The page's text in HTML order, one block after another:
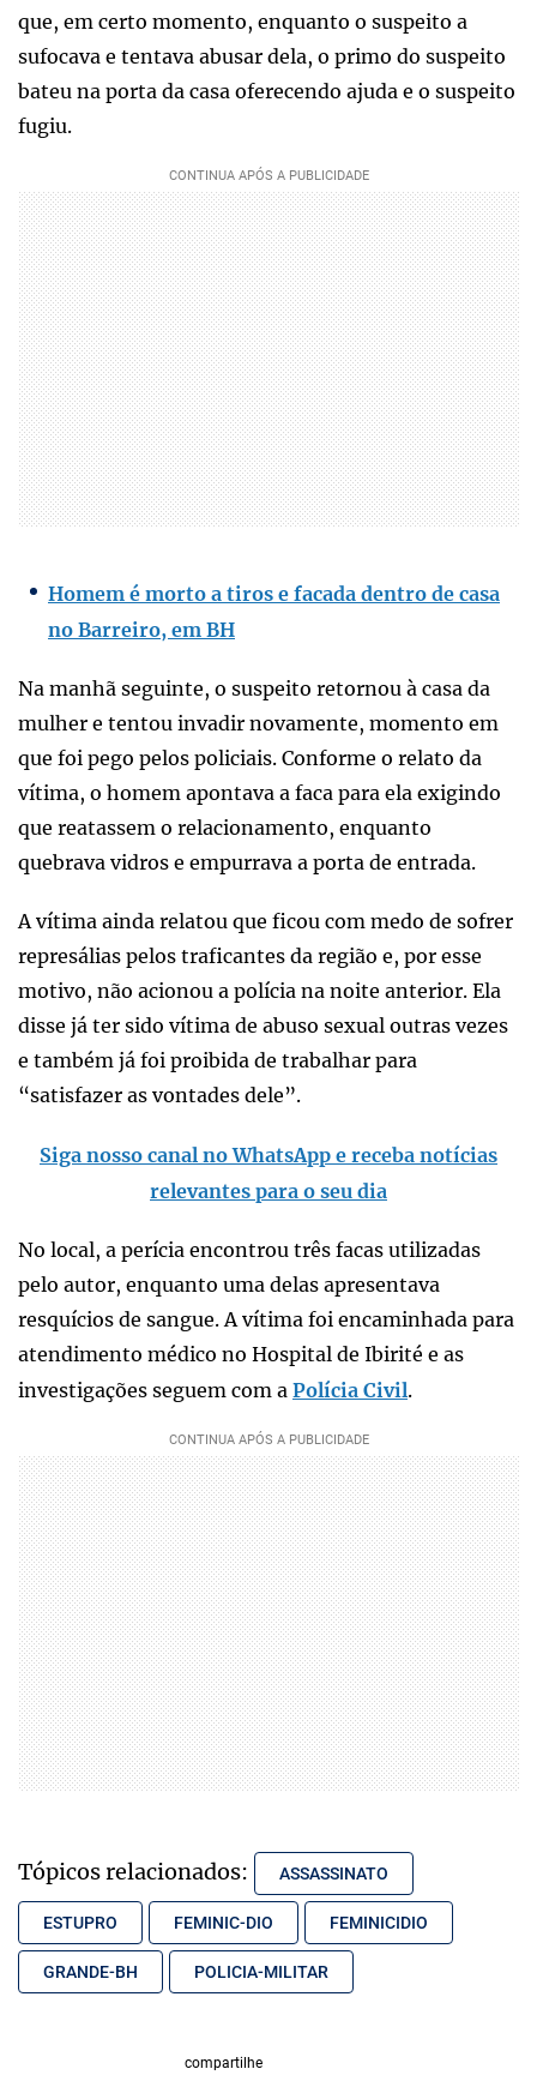
que, em certo momento, enquanto o suspeito a
sufocava e tentava abusar dela, o primo do suspeito
bateu na porta da casa oferecendo ajuda e o suspeito
fugiu.
Homem é morto a tiros e facada dentro de casa
no Barreiro, em BH
Na manhã seguinte, o suspeito retornou à casa da
mulher e tentou invadir novamente, momento em
que foi pego pelos policiais. Conforme o relato da
vítima, o homem apontava a faca para ela exigindo
que reatassem o relacionamento, enquanto
quebrava vidros e empurrava a porta de entrada.
A vítima ainda relatou que ficou com medo de sofrer
represálias pelos traficantes da região e, por esse
motivo, não acionou a polícia na noite anterior. Ela
disse já ter sido vítima de abuso sexual outras vezes
e também já foi proibida de trabalhar para
“satisfazer as vontades dele”.
Siga nosso canal no WhatsApp e receba notícias
relevantes para o seu dia
No local, a perícia encontrou três facas utilizadas
pelo autor, enquanto uma delas apresentava
resquícios de sangue. A vítima foi encaminhada para
atendimento médico no Hospital de Ibirité e as
investigações seguem com a Polícia Civil.
Tópicos relacionados: ASSASSINATO
ESTUPRO FEMINIC-DIO FEMINICIDIO
GRANDE-BH POLICIA-MILITAR
compartilhe